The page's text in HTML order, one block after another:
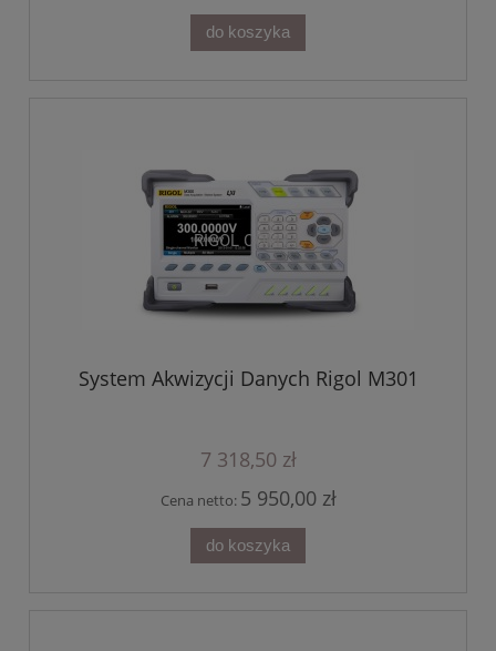
do koszyka
System Akwizycji Danych Rigol M301
7 318,50 zł
Cena netto: 5 950,00 zł
do koszyka